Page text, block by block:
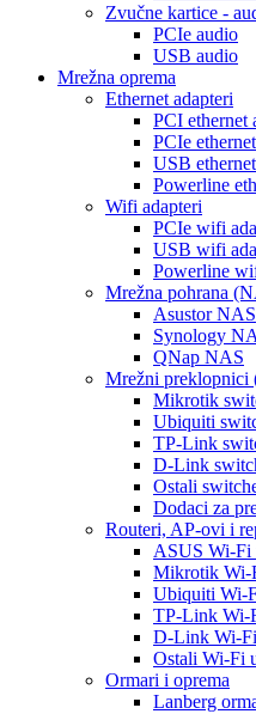
Zvučne kartice -
PCIe audio
USB audio
Mrežna oprema
Ethernet adapteri
PCI ethernet
PCIe
USB
Powerline
Wifi adapteri
PCIe wifi
USB wifi
Powerline
Mrežna pohrana
Asustor NAS
Synology
QNap NAS
Mrežni preklopnici
Mikrotik
Ubiquiti
TP-Link
D-Link
Ostali
Dodaci za
Routeri, AP-ovi i
ASUS Wi-Fi
Mikrotik Wi-
Ubiquiti Wi-
TP-Link Wi-
D-Link Wi-
Ostali Wi-Fi
Ormari i oprema
Lanberg